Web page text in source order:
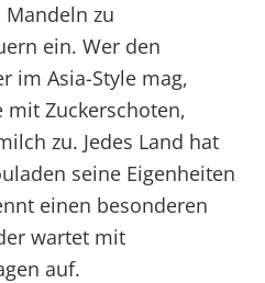
zu
ein. Wer den
im Asia-Style mag,
Zuckerschoten,
zu. Jedes Land hat
seine Eigenheiten
einen besonderen
wartet mit
auf.